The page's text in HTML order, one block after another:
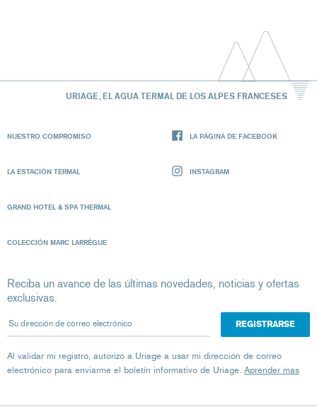
URIAGE, EL AGUA TERMAL DE LOS ALPES FRANCESES
NUESTRO COMPROMISO
LA ESTACIÓN TERMAL
GRAND HOTEL & SPA THERMAL
COLECCIÓN MARC LARRÈGUE
LA PÁGINA DE FACEBOOK
INSTAGRAM
Reciba un avance de las últimas novedades, noticias y ofertas
exclusivas.
Su dirección de correo electrónico
Al validar mi registro, autorizo ​​a Uriage a usar mi dirección de correo
electrónico para enviarme el boletín informativo de Uriage. Aprender mas